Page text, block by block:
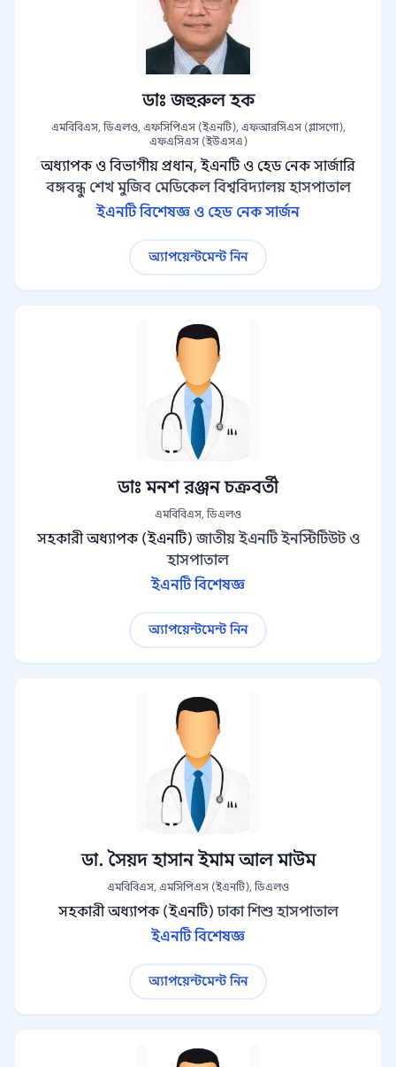
ডাঃ জহুরুল হক
এমবিবিএস, ডিএলও, এফসিপিএস (ইএনটি), এফআরসিএস (গ্লাসগো),
এফএসিএস (ইউএসএ)
অধ্যাপক ও বিভাগীয় প্রধান, ইএনটি ও হেড নেক সার্জারি
বঙ্গবন্ধু শেখ মুজিব মেডিকেল বিশ্ববিদ্যালয় হাসপাতাল
ইএনটি বিশেষজ্ঞ ও হেড নেক সার্জন
অ্যাপয়েন্টমেন্ট নিন
ডাঃ মনশ রঞ্জন চক্রবর্তী
এমবিবিএস, ডিএলও
সহকারী অধ্যাপক (ইএনটি) জাতীয় ইএনটি ইনস্টিটিউট ও
হাসপাতাল
ইএনটি বিশেষজ্ঞ
অ্যাপয়েন্টমেন্ট নিন
ডা. সৈয়দ হাসান ইমাম আল মাউম
এমবিবিএস, এমসিপিএস (ইএনটি), ডিএলও
সহকারী অধ্যাপক (ইএনটি) ঢাকা শিশু হাসপাতাল
ইএনটি বিশেষজ্ঞ
অ্যাপয়েন্টমেন্ট নিন